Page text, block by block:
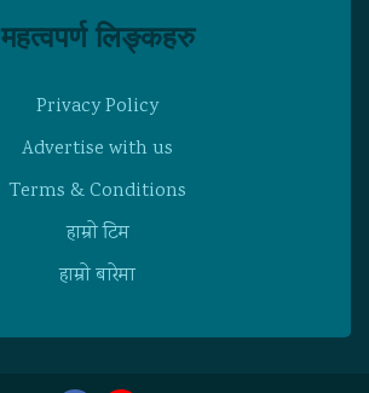
महत्वपर्ण लिङ्कहरु
Privacy Policy
Advertise with us
Terms & Conditions
हाम्राे टिम
हाम्राे बारेमा